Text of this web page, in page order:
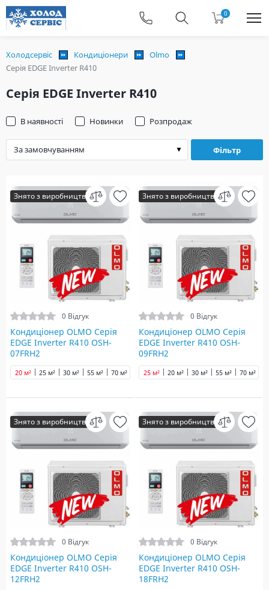
0
Холодсервіс Кондиціонери
Olmo
Серія EDGE Inverter R410
Серія EDGE Inverter R410
Фільтр
В наявності Новинки Розпродаж
Знято з виробництва
0 Відгук
Кондиціонер OLMO Серія
EDGE Inverter R410 OSH-
07FRH2
20 м² 25 м² 30 м² 55 м² 70 м²
Знято з виробництва
0 Відгук
Кондиціонер OLMO Серія
EDGE Inverter R410 OSH-
09FRH2
20 м²
25 м² 30 м² 55 м² 70 м²
Знято з виробництва
0 Відгук
Кондиціонер OLMO Серія
EDGE Inverter R410 OSH-
12FRH2
Знято з виробництва
0 Відгук
Кондиціонер OLMO Серія
EDGE Inverter R410 OSH-
18FRH2